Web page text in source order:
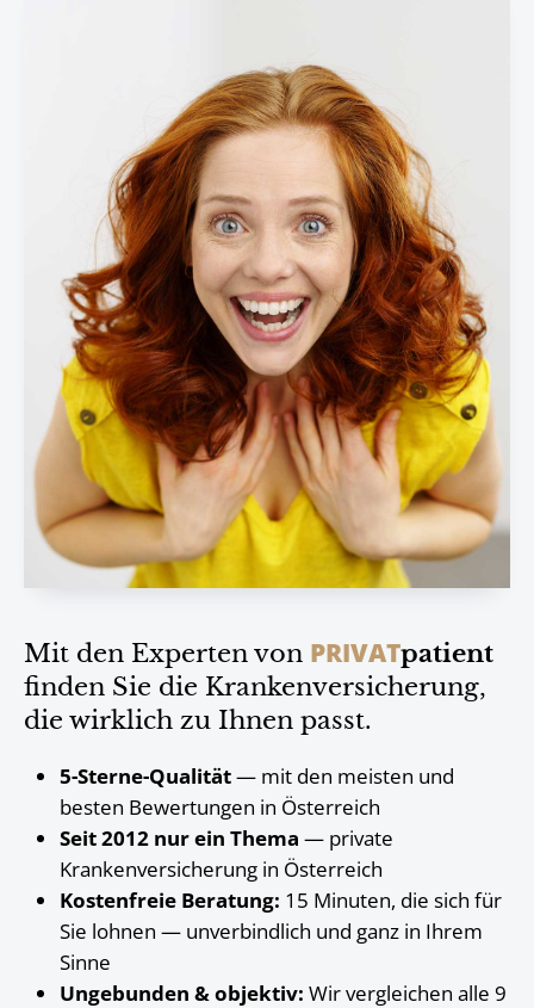
Mit den Experten von PRIVATpatient
finden Sie die Krankenversicherung,
die wirklich zu Ihnen passt.
5-Sterne-Qualität— mit den meisten und
besten Bewertungen in Österreich
Seit 2012 nur ein Thema — private
Krankenversicherung in Österreich
Kostenfreie Beratung: 15 Minuten, die sich für
Sie lohnen — unverbindlich und ganz in Ihrem
Sinne
Ungebunden & objektiv: Wir vergleichen alle 9